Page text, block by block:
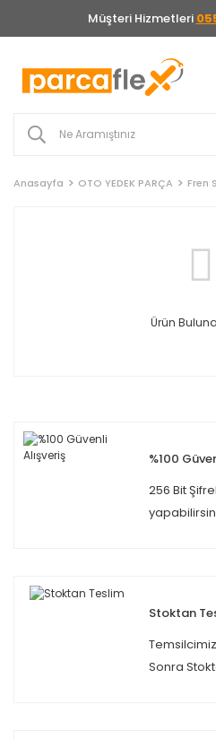
Müşteri Hizmetleri
Anasayfa OTO YEDEK PARÇA Fren
Ürün
%100
256 Bit
Stoktan
Sonra